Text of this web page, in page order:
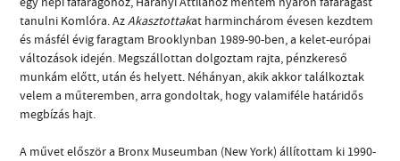
tanulni Komlóra. AzAkasztottakat harminchárom évesen kezdtem
és másfél évig faragtam Brooklynban 1989-90-ben, a kelet-európai
változások idején. Megszállottan dolgoztam rajta, pénzkereső
munkám előtt, után és helyett. Néhányan, akik akkor találkoztak
velem a műteremben, arra gondoltak, hogy valamiféle határidős
megbízás hajt.
A művet először a Bronx Museumban (New York) állítottam ki 1990-